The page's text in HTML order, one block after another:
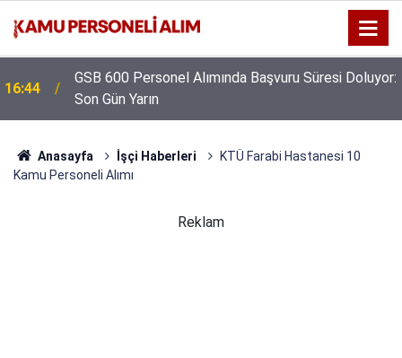
16:44
GSB 600 Personel Alımında Başvuru Süresi Doluyor:
Son Gün Yarın
Anasayfa İşçi Haberleri
KTÜ Farabi Hastanesi 10
Kamu Personeli Alımı
Reklam